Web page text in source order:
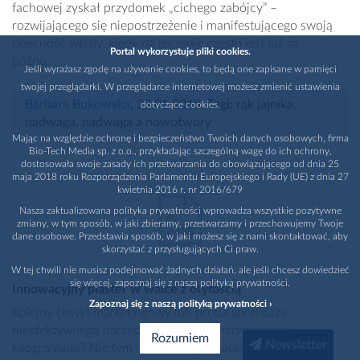
fachowej zyskał przydomek „cichego zabójcy” –
rozwijającego się niepostrzeżenie i manifestującego swoją
, 28.01.2018,Tagi:
Innowacyjny plaster w walce z otyłością
Kolejny chwyt marketingowy lub próba sprzedaży
nieefektywnego narzędzia do walki z nadmiernymi
Portal wykorzystuje pliki cookies.
Jeśli wyrażasz zgodę na używanie cookies, to będą one zapisane w pamięci
twojej przeglądarki. W przeglądarce internetowej możesz zmienić ustawienia
dotyczące cookies.
Mając na względzie ochronę i bezpieczeństwo Twoich danych osobowych, firma
Bio-Tech Media sp. z o.o., przykładając szczególną wagę do ich ochrony,
dostosowała swoje zasady ich przetwarzania do obowiązującego od dnia 25
maja 2018 roku Rozporządzenia Parlamentu Europejskiego i Rady (UE) z dnia 27
kwietnia 2016 r. nr 2016/679
Nasza zaktualizowana polityka prywatności wprowadza wszystkie pozytywne
zmiany, w tym sposób, w jaki zbieramy, przetwarzamy i przechowujemy Twoje
dane osobowe. Przedstawia sposób, w jaki możesz się z nami skontaktować, aby
skorzystać z przysługujących Ci praw.
W tej chwili nie musisz podejmować żadnych działań, ale jeśli chcesz dowiedzieć
się więcej, zapoznaj się z naszą polityką prywatności.
Zapoznaj się z naszą polityką prywatności ›
Rozumiem